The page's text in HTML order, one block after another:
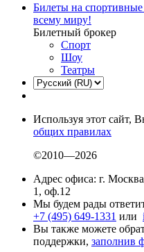
Билеты на
всему миру!
Билетный брокер
Спорт
Шоу
Театры
Используя этот сайт,
общих правилах
©2010—2026
Адрес офиса: г.
1, оф.12
Мы будем рады
+7 (495) 649-1331 или
Вы также можете
поддержки, заполнив